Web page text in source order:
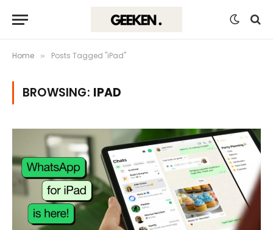
Home » Posts Tagged "iPad"
BROWSING: IPAD